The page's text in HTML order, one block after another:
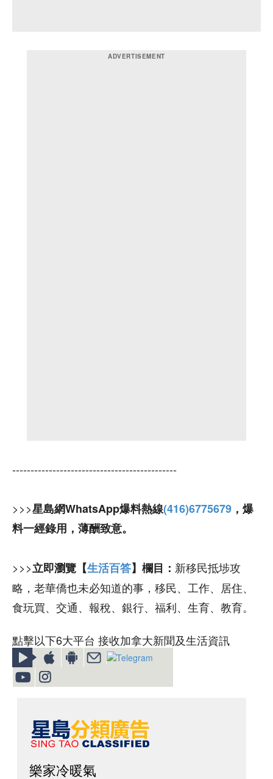
---------------------------------------------
>>>星島網WhatsApp爆料熱線(416)6775679 ，爆
料一經錄用，薄酬致意。
>>>立即瀏覽【生活百答】欄目： 新移民抵埗攻
略，老華僑也未必知道的事，移民、工作、居住、
食玩買、交通、報稅、銀行、福利、生育、教育。
點擊以下6大平台 接收加拿大新聞及生活資訊